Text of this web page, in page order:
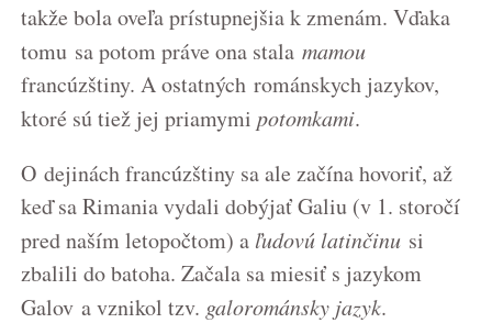
takže bola oveľa prístupnejšia k zmenám. Vďaka
tomu sa potom práve ona stala mamou
francúzštiny. A ostatných románskych jazykov,
ktoré sú tiež jej priamymi potomkami.
O dejinách francúzštiny sa ale začína hovoriť, až
keď sa Rimania vydali dobýjať Galiu (v 1. storočí
pred naším letopočtom) a ľudovú latinčinu si
zbalili do batoha. Začala sa miesiť s jazykom
Galov a vznikol tzv. galorománsky jazyk.